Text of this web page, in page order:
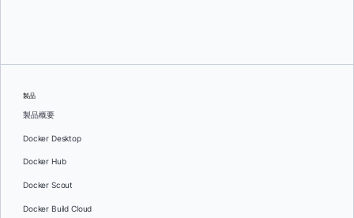
製品
製品概要
Docker Desktop
Docker Hub
Docker Scout
Docker Build Cloud